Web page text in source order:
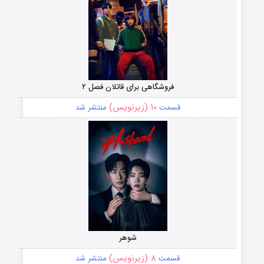
فروشگاهی برای قاتلان فصل ۲
قسمت۱۰ (زیرنویس) منتشر شد
شوهر
قسمت ۸ (زیرنویس) منتشر شد